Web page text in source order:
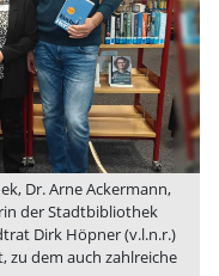
Dr. Arne Ackermann,
der Stadtbibliothek
Dirk Höpner (v.l.n.r.)
zu dem auch zahlreiche